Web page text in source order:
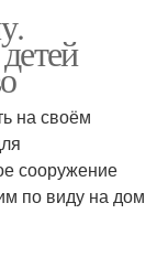
на своём
сооружение
по виду на дом